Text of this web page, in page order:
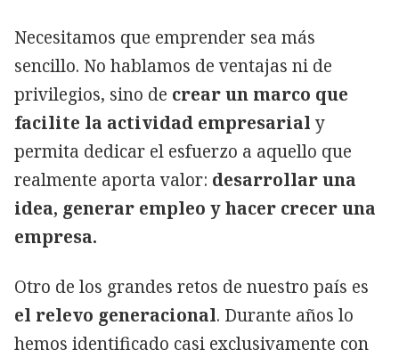
Necesitamos que emprender sea más
sencillo. No hablamos de ventajas ni de
privilegios, sino de crear un marco que
facilite la actividad empresarial y
permita dedicar el esfuerzo a aquello que
realmente aporta valor: desarrollar una
idea, generar empleo y hacer crecer una
empresa.
Otro de los grandes retos de nuestro país es
el relevo generacional. Durante años lo
hemos identificado casi exclusivamente con